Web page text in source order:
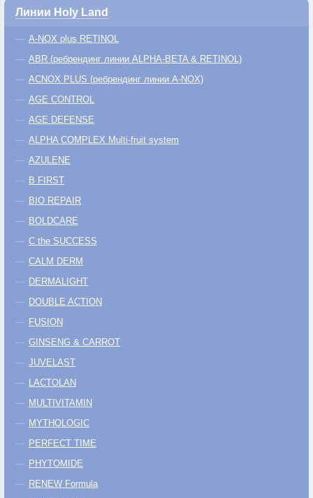
Линии Holy Land
A-NOX plus RETINOL
ABR (ребрендинг линии ALPHA-BETA & RETINOL)
ACNOX PLUS (ребрендинг линии A-NOX)
AGE CONTROL
AGE DEFENSE
ALPHA COMPLEX Multi-fruit system
AZULENE
B FIRST
BIO REPAIR
BOLDCARE
C the SUCCESS
CALM DERM
DERMALIGHT
DOUBLE ACTION
FUSION
GINSENG & CARROT
JUVELAST
LACTOLAN
MULTIVITAMIN
MYTHOLOGIC
PERFECT TIME
PHYTOMIDE
RENEW Formula